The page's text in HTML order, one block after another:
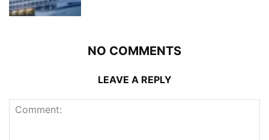
NO COMMENTS
LEAVE A REPLY